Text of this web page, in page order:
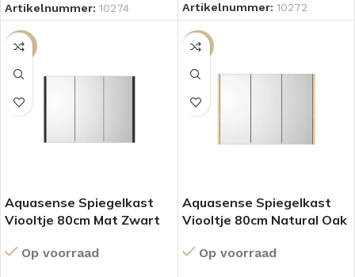
Artikelnummer: 10274 Artikelnummer: 10272
-18%
Aquasense Spiegelkast
Viooltje 80cm Mat Zwart
Op voorraad
-5%
Aquasense Spiegelkast
Viooltje 80cm Natural Oak
Op voorraad